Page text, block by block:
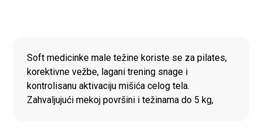
PONUDA PROIZVODA
Soft medicinke male težine koriste se za pilates,
korektivne vežbe, lagani trening snage i
kontrolisanu aktivaciju mišića celog tela.
Zahvaljujući mekoj površini i težinama do 5 kg,